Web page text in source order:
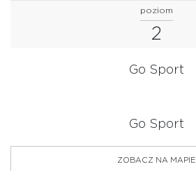
poziom
2
Go Sport
Go Sport
ZOBACZ NA MAPIE